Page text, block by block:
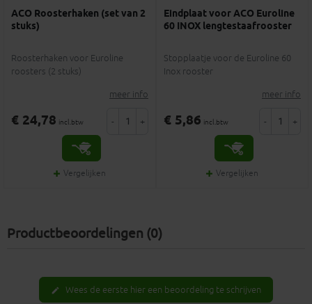
ACO Roosterhaken (set van 2
stuks)
Roosterhaken voor Euroline
roosters (2 stuks)
meer info
€ 24,78 incl.btw - +
Vergelijken
Eindplaat voor ACO Euroline
60 INOX lengtestaafrooster
Stopplaatje voor de Euroline 60
Inox rooster
meer info
€ 5,86 incl.btw - +
Vergelijken
Productbeoordelingen (0)
edit Wees de eerste hier een beoordeling te schrijven